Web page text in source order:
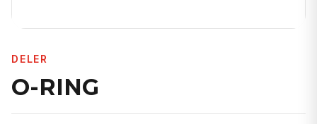
DELER
O-RING